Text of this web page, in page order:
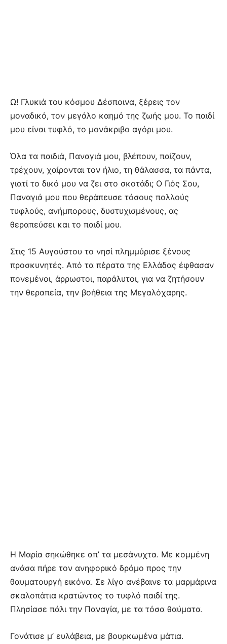
Ω! Γλυκιά του κόσμου Δέσποινα, ξέρεις τον
μοναδικό, τον μεγάλο καημό της ζωής μου. Το παιδί
μου είναι τυφλό, το μονάκριβο αγόρι μου.
Όλα τα παιδιά, Παναγιά μου, βλέπουν, παίζουν,
τρέχουν, χαίρονται τον ήλιο, τη θάλασσα, τα πάντα,
γιατί το δικό μου να ζει στο σκοτάδι; Ο Γιός Σου,
Παναγιά μου που θεράπευσε τόσους πολλούς
τυφλούς, ανήμπορους, δυστυχισμένους, ας
θεραπεύσει και το παιδί μου.
Στις 15 Αυγούστου το νησί πλημμύρισε ξένους
προσκυνητές. Από τα πέρατα της Ελλάδας έφθασαν
πονεμένοι, άρρωστοι, παράλυτοι, για να ζητήσουν
την θεραπεία, την βοήθεια της Μεγαλόχαρης.
Η Μαρία σηκώθηκε απ’ τα μεσάνυχτα. Με κομμένη
ανάσα πήρε τον ανηφορικό δρόμο προς την
θαυματουργή εικόνα. Σε λίγο ανέβαινε τα μαρμάρινα
σκαλοπάτια κρατώντας το τυφλό παιδί της.
Πλησίασε πάλι την Παναγία, με τα τόσα θαύματα.
Γονάτισε μ’ ευλάβεια, με βουρκωμένα μάτια.